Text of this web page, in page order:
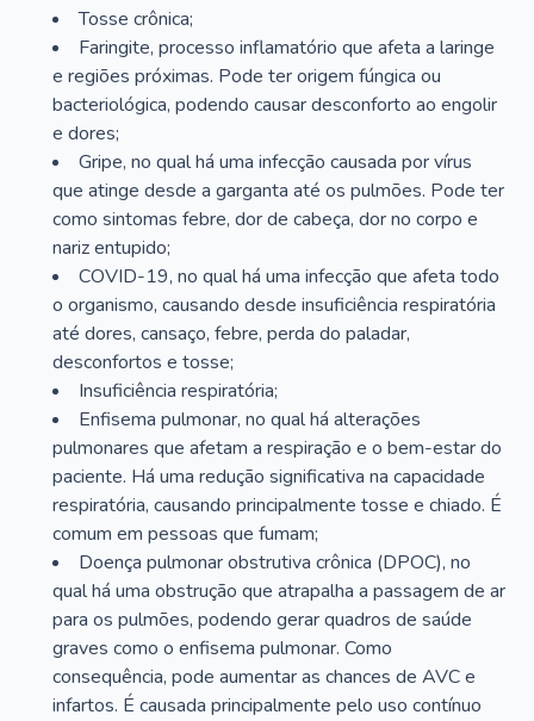
Tosse crônica;
Faringite, processo inflamatório que afeta a laringe
e regiões próximas. Pode ter origem fúngica ou
bacteriológica, podendo causar desconforto ao engolir
e dores;
Gripe, no qual há uma infecção causada por vírus
que atinge desde a garganta até os pulmões. Pode ter
como sintomas febre, dor de cabeça, dor no corpo e
nariz entupido;
COVID-19, no qual há uma infecção que afeta todo
o organismo, causando desde insuficiência respiratória
até dores, cansaço, febre, perda do paladar,
desconfortos e tosse;
Insuficiência respiratória;
Enfisema pulmonar, no qual há alterações
pulmonares que afetam a respiração e o bem-estar do
paciente. Há uma redução significativa na capacidade
respiratória, causando principalmente tosse e chiado. É
comum em pessoas que fumam;
Doença pulmonar obstrutiva crônica (DPOC), no
qual há uma obstrução que atrapalha a passagem de ar
para os pulmões, podendo gerar quadros de saúde
graves como o enfisema pulmonar. Como
consequência, pode aumentar as chances de AVC e
infartos. É causada principalmente pelo uso contínuo